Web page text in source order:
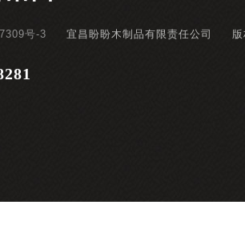
号-3 宜昌盼盼木制品有限责任公司